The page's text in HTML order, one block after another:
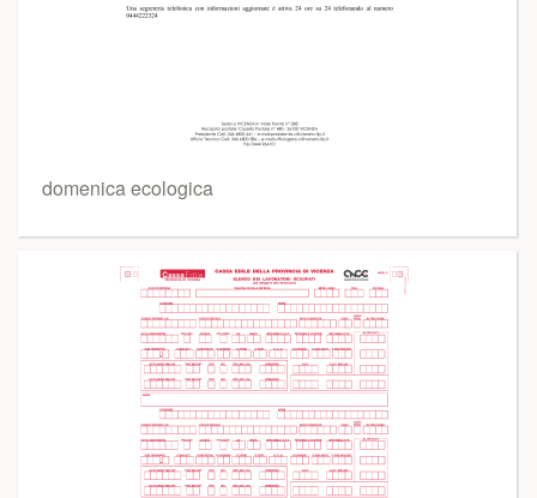
domenica ecologica